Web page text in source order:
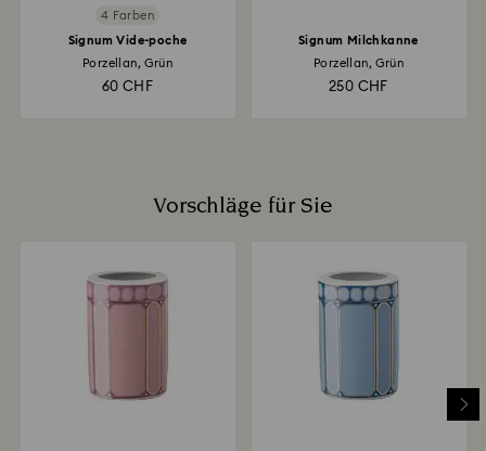
4 Farben
Signum Vide-poche
Porzellan, Grün
60 CHF
Signum Milchkanne
Porzellan, Grün
250 CHF
Vorschläge für Sie